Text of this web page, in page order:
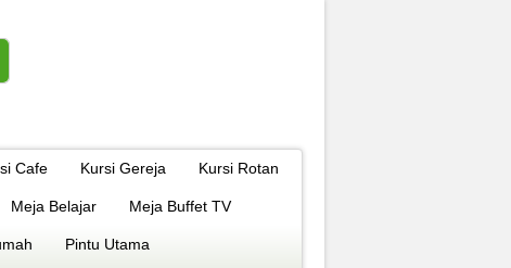
Cafe Kursi Gereja Kursi Rotan
Meja Belajar Meja Buffet TV
Pintu Utama